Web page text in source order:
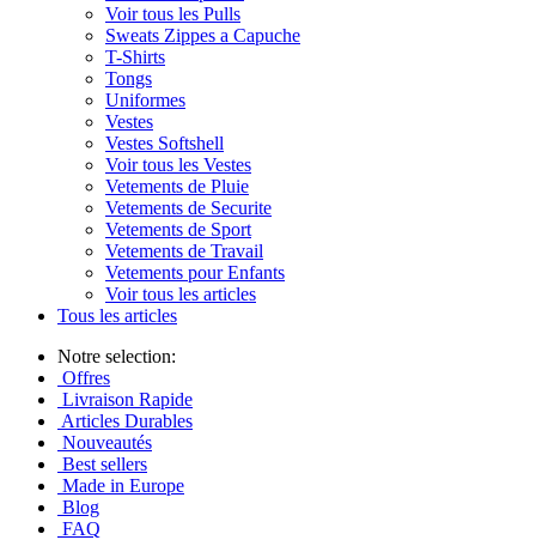
Voir tous les Pulls
Sweats Zippes a Capuche
T-Shirts
Tongs
Uniformes
Vestes
Vestes Softshell
Voir tous les Vestes
Vetements de Pluie
Vetements de Securite
Vetements de Sport
Vetements de Travail
Vetements pour Enfants
Voir tous les articles
Tous les articles
Notre selection:
Offres
Livraison Rapide
Articles Durables
Nouveautés
Best sellers
Made in Europe
Blog
FAQ